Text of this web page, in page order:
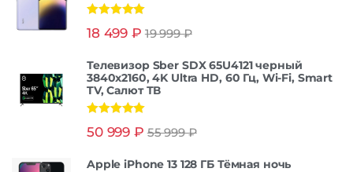
из 5
18 499 ₽ 19 999₽
Телевизор Sber SDX 65U4121 черный
3840x2160, 4K Ultra HD, 60 Гц, Wi-Fi, Smart
TV, Салют ТВ
из 5
50 999 ₽ 55 999₽
Apple iPhone 13 128 ГБ Тёмная ночь